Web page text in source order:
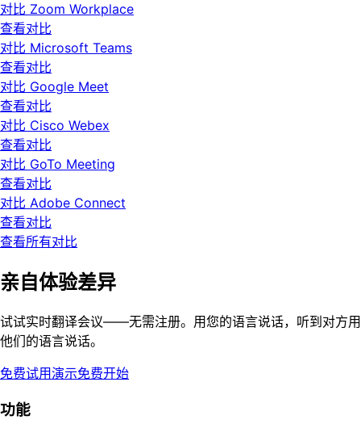
对比 Zoom Workplace
查看对比
对比 Microsoft Teams
查看对比
对比 Google Meet
查看对比
对比 Cisco Webex
查看对比
对比 GoTo Meeting
查看对比
对比 Adobe Connect
查看对比
查看所有对比
亲自体验差异
试试实时翻译会议——无需注册。用您的语言说话，听到对方用
他们的语言说话。
免费试用演示免费开始
功能